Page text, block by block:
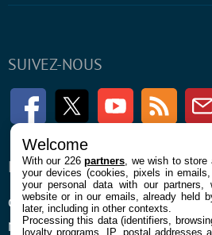
SUIVEZ-NOUS
FacebookTwitter Youtube RSS
ENTREPRISE
Confidentialité et Cookies
Mentions légales et CGU
À
Welcome
With our 226partners , we wish to
your devices (cookies, pixels in
your personal data with our partners,
website or in our emails, already held
later, including in other contexts.
Processing this data (identifiers,
loyalty programs, IP, postal addresses